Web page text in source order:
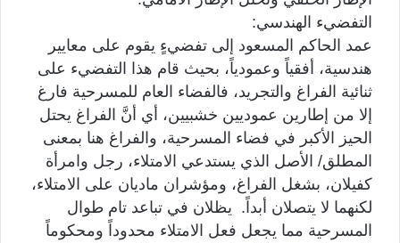
التفضيء الهندسي:
عمد الحاكم المسعود إلى تفضيءٍ يقوم على معايير
هندسية، أفقياً وعمودياً، بحيث قام هذا التفضيء على
ثنائية الفراغ والتجريد، فالفضاء العام للمسرحية فارغ
إلا من إطارين عموديين خشبيين، أي أنَّ الفراغ يحتل
الحيز الأكبر في فضاء المسرحية، والفراغ هنا بمعنى
المطلق/ الأصل الذي يستدعي الامتلاء، رجل وامرأة
كفيلان، بشغل الفراغ، ومؤشران ماديان على الامتلاء،
لكنهما لا يتصلان أبداً. يظلان في تباعد تام طوال
المسرحية مما يجعل فعل الامتلاء محدوداً ومحكوماً